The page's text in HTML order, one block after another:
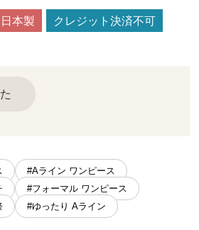
日本製 クレジット決済不可
#Aライン ワンピース
#フォーマル ワンピース
#ゆったり Aライン